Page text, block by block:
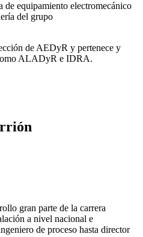
de equipamiento electromecánico
del grupo
de AEDyR y pertenece y
ALADyR e IDRA.
gran parte de la carrera
a nivel nacional e
de proceso hasta director